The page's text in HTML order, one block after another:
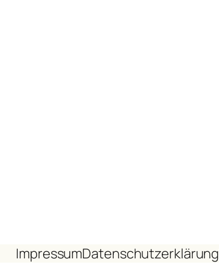
ImpressumDatenschutzerklärung